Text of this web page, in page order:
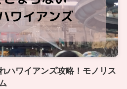
ハワイアンズ攻略！モノリス